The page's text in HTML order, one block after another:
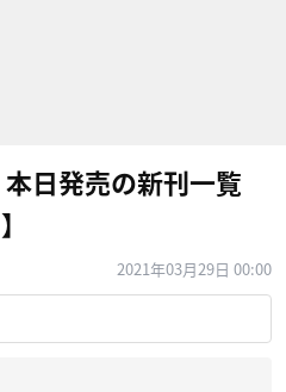
日発売の新刊一覧
2021年03月29日 00:00